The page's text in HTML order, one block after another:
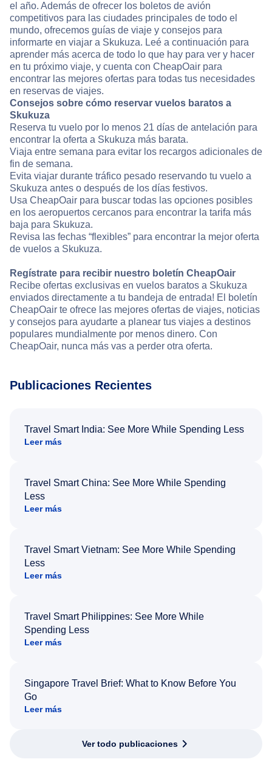
el año. Además de ofrecer los boletos de avión
competitivos para las ciudades principales de todo el
mundo, ofrecemos guías de viaje y consejos para
informarte en viajar a Skukuza. Leé a continuación para
aprender más acerca de todo lo que hay para ver y hacer
en tu próximo viaje, y cuenta con CheapOair para
encontrar las mejores ofertas para todas tus necesidades
en reservas de viajes.
Consejos sobre cómo reservar vuelos baratos a
Skukuza
Reserva tu vuelo por lo menos 21 días de antelación para
encontrar la oferta a Skukuza más barata.
Viaja entre semana para evitar los recargos adicionales de
fin de semana.
Evita viajar durante tráfico pesado reservando tu vuelo a
Skukuza antes o después de los días festivos.
Usa CheapOair para buscar todas las opciones posibles
en los aeropuertos cercanos para encontrar la tarifa más
baja para Skukuza.
Revisa las fechas “flexibles” para encontrar la mejor oferta
de vuelos a Skukuza.
Regístrate para recibir nuestro boletín CheapOair
Recibe ofertas exclusivas en vuelos baratos a Skukuza
enviados directamente a tu bandeja de entrada! El boletín
CheapOair te ofrece las mejores ofertas de viajes, noticias
y consejos para ayudarte a planear tus viajes a destinos
populares mundialmente por menos dinero. Con
CheapOair, nunca más vas a perder otra oferta.
Publicaciones Recientes
Travel Smart India: See More While Spending Less
Leer más
Travel Smart China: See More While Spending
Less
Leer más
Travel Smart Vietnam: See More While Spending
Less
Leer más
Travel Smart Philippines: See More While
Spending Less
Leer más
Singapore Travel Brief: What to Know Before You
Go
Leer más
Ver todo publicaciones